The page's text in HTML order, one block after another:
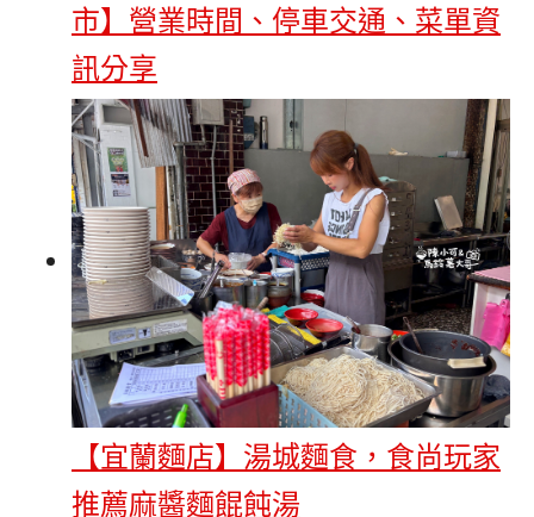
市】營業時間、停車交通、菜單資
訊分享
【宜蘭麵店】湯城麵食，食尚玩家
推薦麻醬麵餛飩湯